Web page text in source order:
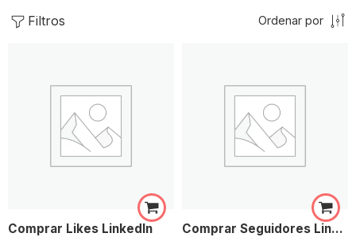
Filtros Ordenar por
Comprar Likes LinkedIn Comprar Seguidores LinkedIn